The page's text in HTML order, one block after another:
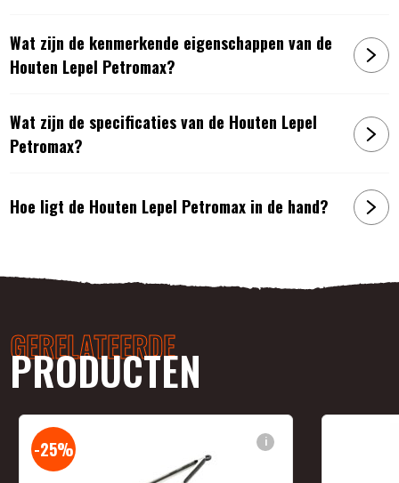
Wat zijn de kenmerkende eigenschappen van de
Houten Lepel Petromax?
Wat zijn de specificaties van de Houten Lepel
Petromax?
Hoe ligt de Houten Lepel Petromax in de hand?
GERELATEERDE
PRODUCTEN
i
-25%